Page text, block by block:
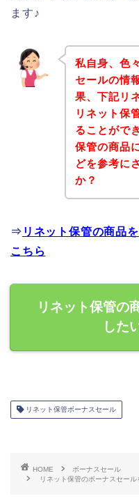
ます♪
私自身、色
セールの情
果、下記リ
リネット保
ることがで
保管の商品
どを参考に
か？
⇒ リネット保管の商品
こちら
リネット保管の
した
リネット保管ボーナスセール
HOME
ボーナスセール
リネット保管のボーナスセー